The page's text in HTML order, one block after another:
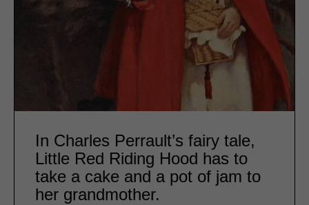
In Charles Perrault’s fairy tale,
Little Red Riding Hood has to
take a cake and a pot of jam to
her grandmother.